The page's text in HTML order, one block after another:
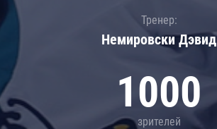
Тренер:
Немировски Дэвид
1000
зрителей